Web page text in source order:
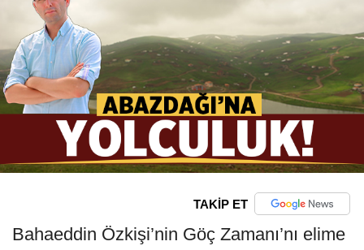
TAKİP ET
Bahaeddin Özkişi’nin Göç Zamanı’nı elime